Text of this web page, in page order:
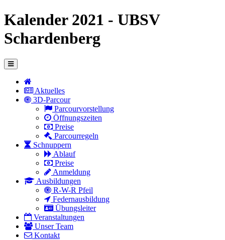
Kalender 2021 - UBSV
Schardenberg
Aktuelles
3D-Parcour
Parcourvorstellung
Öffnungszeiten
Preise
Parcourregeln
Schnuppern
Ablauf
Preise
Anmeldung
Ausbildungen
R-W-R Pfeil
Federnausbildung
Übungsleiter
Veranstaltungen
Unser Team
Kontakt